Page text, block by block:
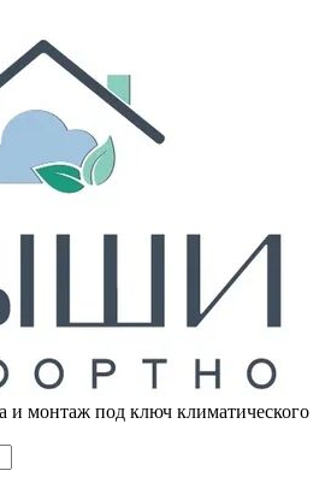
и монтаж под ключ климатического